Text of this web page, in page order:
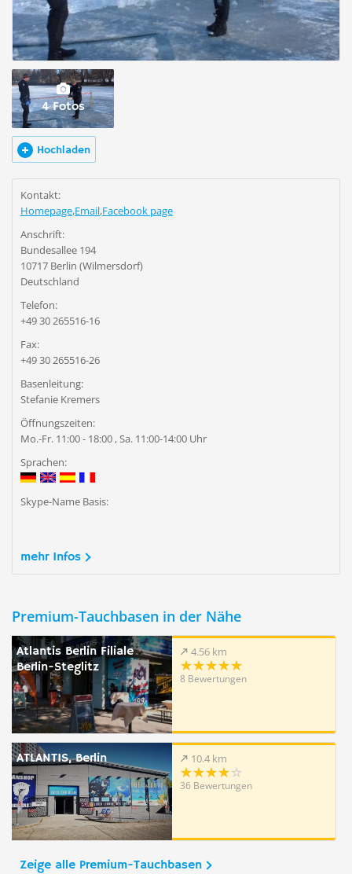
4 Fotos
Hochladen
Kontakt:
Homepage,Email,Facebook page
Anschrift:
Bundesallee 194
10717 Berlin (Wilmersdorf)
Deutschland
Telefon:
+49 30 265516-16
Fax:
+49 30 265516-26
Basenleitung:
Stefanie Kremers
Öffnungszeiten:
Mo.-Fr. 11:00 - 18:00 , Sa. 11:00-14:00 Uhr
Sprachen:
Skype-Name Basis:
mehr Infos
Premium-Tauchbasen in der Nähe
Atlantis Berlin Filiale
Berlin-Steglitz
4.56 km
8 Bewertungen
ATLANTIS, Berlin 10.4 km
36 Bewertungen
Zeige alle Premium-Tauchbasen